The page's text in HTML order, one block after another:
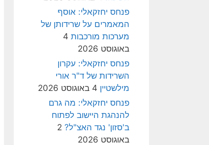
פנחס יחזקאלי: אוסף
המאמרים על שרידותן של
מערכות מורכבות 4
באוגוסט 2026
פנחס יחזקאלי: עקרון
השרידות של ד"ר אורי
מילשטיין 4 באוגוסט 2026
פנחס יחזקאלי: מה גרם
להנהגת היישוב לפתוח
ב'סזון' נגד האצ"ל? 2
באוגוסט 2026